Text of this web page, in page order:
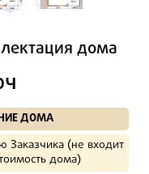
дома
ДОМА
Заказчика (не входит
дома)